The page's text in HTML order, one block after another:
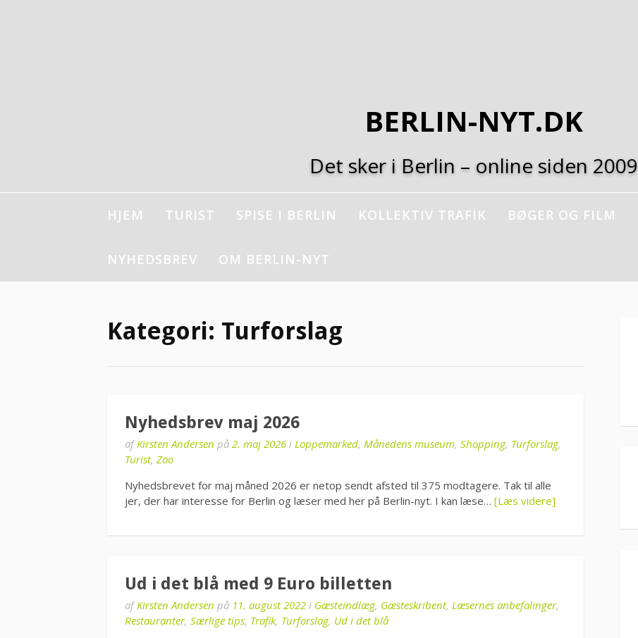
BERLIN-NYT.DK
Det sker i Berlin – online siden 2009
HJEM TURIST SPISE I BERLIN KOLLEKTIV TRAFIK BØGER OG FILM
NYHEDSBREV OM BERLIN-NYT
Kategori: Turforslag
Nyhedsbrev maj 2026
afKirsten Andersen på 2. maj 2026 i Loppemarked, Månedens museum, Shopping, Turforslag,
Turist, Zoo
Nyhedsbrevet for maj måned 2026 er netop sendt afsted til 375 modtagere. Tak til alle
jer, der har interesse for Berlin og læser med her på Berlin-nyt. I kan læse… [Læs videre]
Ud i det blå med 9 Euro billetten
afKirsten Andersen på 11. august 2022 i Gæsteindlæg, Gæsteskribent, Læsernes anbefalinger,
Restauranter, Særlige tips, Trafik, Turforslag, Ud i det blå